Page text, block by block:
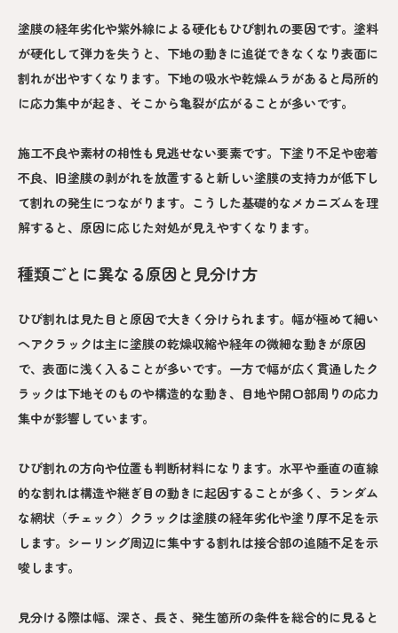
塗膜の経年劣化や紫外線による硬化もひび割れの要因です。塗料
が硬化して弾力を失うと、下地の動きに追従できなくなり表面に
割れが出やすくなります。下地の吸水や乾燥ムラがあると局所的
に応力集中が起き、そこから亀裂が広がることが多いです。
施工不良や素材の相性も見逃せない要素です。下塗り不足や密着
不良、旧塗膜の剥がれを放置すると新しい塗膜の支持力が低下し
て割れの発生につながります。こうした基礎的なメカニズムを理
解すると、原因に応じた対処が見えやすくなります。
種類ごとに異なる原因と見分け方
ひび割れは見た目と原因で大きく分けられます。幅が極めて細い
ヘアクラックは主に塗膜の乾燥収縮や経年の微細な動きが原因
で、表面に浅く入ることが多いです。一方で幅が広く貫通したク
ラックは下地そのものや構造的な動き、目地や開口部周りの応力
集中が影響しています。
ひび割れの方向や位置も判断材料になります。水平や垂直の直線
的な割れは構造や継ぎ目の動きに起因することが多く、ランダム
な網状（チェック）クラックは塗膜の経年劣化や塗り厚不足を示
します。シーリング周辺に集中する割れは接合部の追随不足を示
唆します。
見分ける際は幅、深さ、長さ、発生箇所の条件を総合的に見ると